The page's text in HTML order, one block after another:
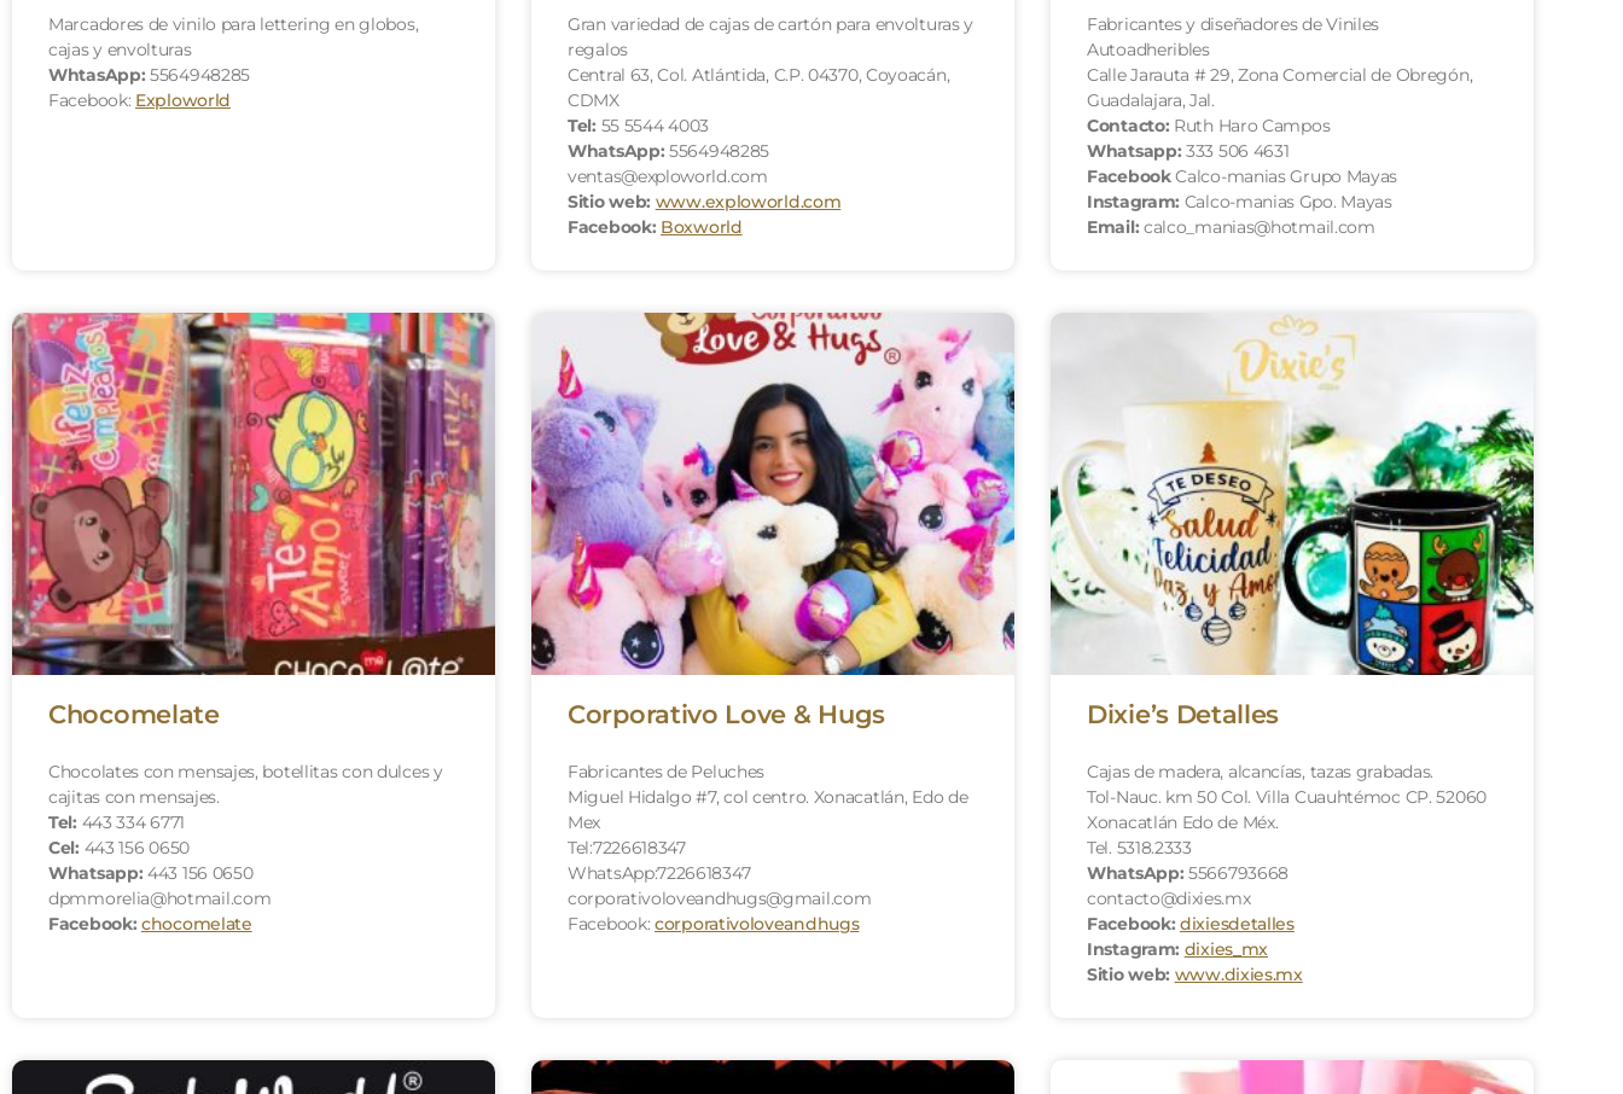
Marcadores de vinilo para lettering en globos,
cajas y envolturas
WhtasApp: 5564948285
Facebook: Exploworld
Gran variedad de cajas de cartón para envolturas y
regalos
Central 63, Col. Atlántida, C.P. 04370, Coyoacán,
CDMX
Tel: 55 5544 4003
WhatsApp: 5564948285
ventas@exploworld.com
Sitio web: www.exploworld.com
Facebook: Boxworld
Fabricantes y diseñadores de Viniles
Autoadheribles
Calle Jarauta # 29, Zona Comercial de Obregón,
Guadalajara, Jal.
Contacto: Ruth Haro Campos
Whatsapp: 333 506 4631
FacebookCalco-manias Grupo Mayas
Instagram: Calco-manias Gpo. Mayas
Email: calco_manias@hotmail.com
Chocomelate
Chocolates con mensajes, botellitas con dulces y
cajitas con mensajes.
Tel: 443 334 6771
Cel: 443 156 0650
Whatsapp: 443 156 0650
dpmmorelia@hotmail.com
Facebook: chocomelate
Corporativo Love & Hugs
Fabricantes de Peluches
Miguel Hidalgo #7, col centro. Xonacatlán, Edo de
Mex
Tel:7226618347
WhatsApp:7226618347
corporativoloveandhugs@gmail.com
Facebook: corporativoloveandhugs
Dixie’s Detalles
Cajas de madera, alcancías, tazas grabadas.
Tol-Nauc. km 50 Col. Villa Cuauhtémoc CP. 52060
Xonacatlán Edo de Méx.
Tel. 5318.2333
WhatsApp: 5566793668
contacto@dixies.mx
Facebook: dixiesdetalles
Instagram: dixies_mx
Sitio web: www.dixies.mx